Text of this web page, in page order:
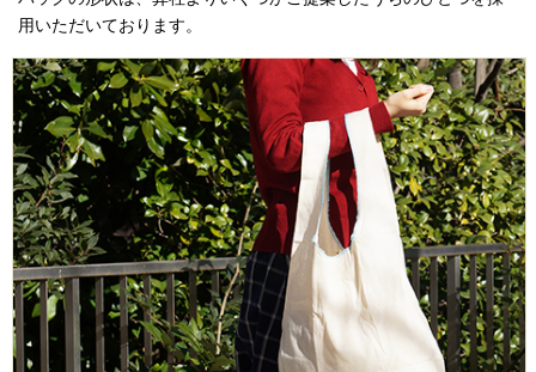
用いただいております。